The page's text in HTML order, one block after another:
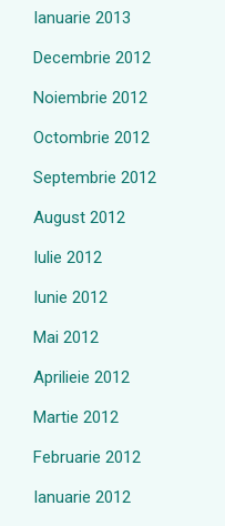
Ianuarie 2013
Decembrie 2012
Noiembrie 2012
Octombrie 2012
Septembrie 2012
August 2012
Iulie 2012
Iunie 2012
Mai 2012
Aprilieie 2012
Martie 2012
Februarie 2012
Ianuarie 2012